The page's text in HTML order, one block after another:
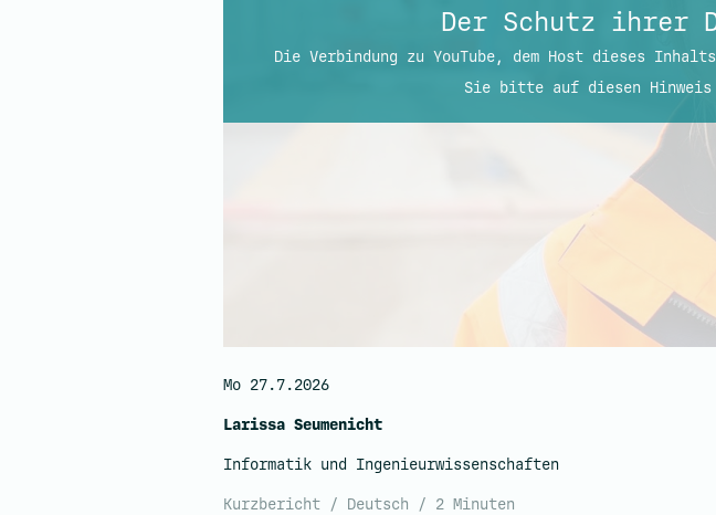
Der Schutz ihrer
Die Verbindung zu YouTube, dem Host dieses
Sie bitte auf diesen
Mo 27.7.2026
Larissa Seumenicht
Informatik und Ingenieurwissenschaften
Kurzbericht / Deutsch / 2 Minuten